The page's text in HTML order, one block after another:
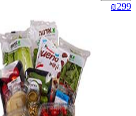
₪299